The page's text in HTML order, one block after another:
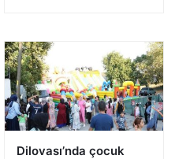
Dilovası’nda çocuk